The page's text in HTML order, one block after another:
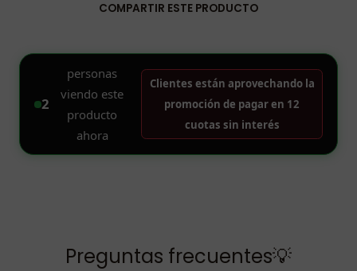
COMPARTIR ESTE PRODUCTO
Preguntas frecuentes💡